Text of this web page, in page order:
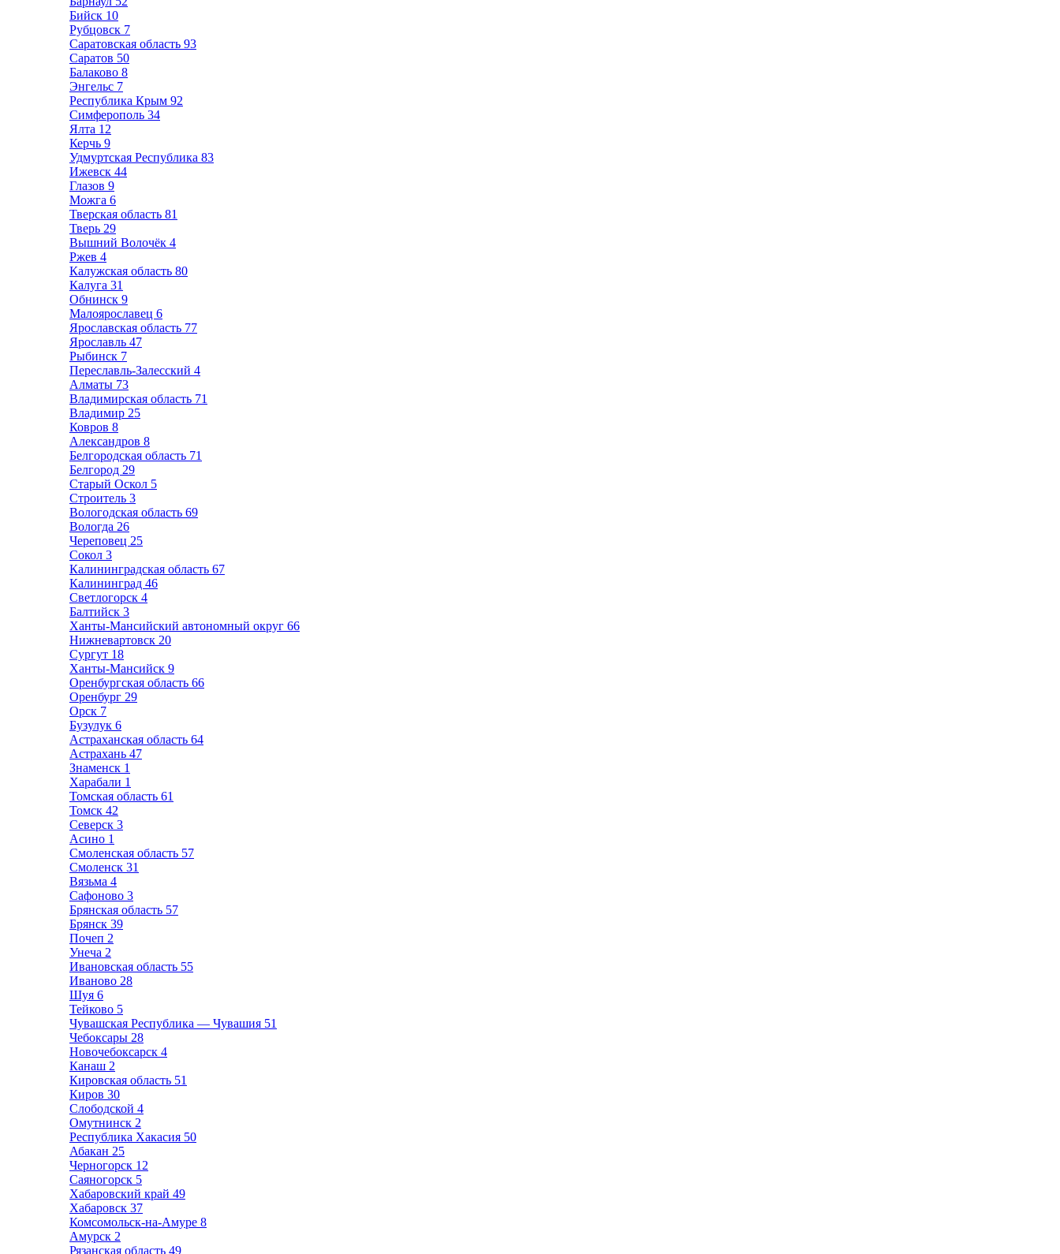
Бийск 10
Рубцовск 7
Саратовская область 93
Саратов 50
Балаково 8
Энгельс 7
Республика Крым 92
Симферополь 34
Ялта 12
Керчь 9
Удмуртская Республика 83
Ижевск 44
Глазов 9
Можга 6
Тверская область 81
Тверь 29
Вышний Волочёк 4
Ржев 4
Калужская область 80
Калуга 31
Обнинск 9
Малоярославец 6
Ярославская область 77
Ярославль 47
Рыбинск 7
Переславль-Залесский 4
Алматы 73
Владимирская область 71
Владимир 25
Ковров 8
Александров 8
Белгородская область 71
Белгород 29
Старый Оскол 5
Строитель 3
Вологодская область 69
Вологда 26
Череповец 25
Сокол 3
Калининградская область 67
Калининград 46
Светлогорск 4
Балтийск 3
Ханты-Мансийский автономный округ 66
Нижневартовск 20
Сургут 18
Ханты-Мансийск 9
Оренбургская область 66
Оренбург 29
Орск 7
Бузулук 6
Астраханская область 64
Астрахань 47
Знаменск 1
Харабали 1
Томская область 61
Томск 42
Северск 3
Асино 1
Смоленская область 57
Смоленск 31
Вязьма 4
Сафоново 3
Брянская область 57
Брянск 39
Почеп 2
Унеча 2
Ивановская область 55
Иваново 28
Шуя 6
Тейково 5
Чувашская Республика — Чувашия 51
Чебоксары 28
Новочебоксарск 4
Канаш 2
Кировская область 51
Киров 30
Слободской 4
Омутнинск 2
Республика Хакасия 50
Абакан 25
Черногорск 12
Саяногорск 5
Хабаровский край 49
Хабаровск 37
Комсомольск-на-Амуре 8
Амурск 2
Рязанская область 49